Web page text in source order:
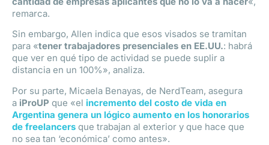
remarca.
Sin embargo, Allen indica que esos visados se tramitan
para «tener trabajadores presenciales en EE.UU.: habrá
que ver en qué tipo de actividad se puede suplir a
distancia en un 100%», analiza.
Por su parte, Micaela Benayas, de NerdTeam, asegura
a iProUP que «el incremento del costo de vida en
Argentina genera un lógico aumento en los honorarios
de freelancers que trabajan al exterior y que hace que
no sea tan ‘económica’ como antes».